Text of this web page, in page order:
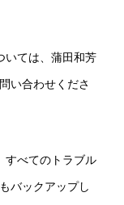
ては、蒲田和芳
い合わせくださ
べてのトラブル
バックアップし